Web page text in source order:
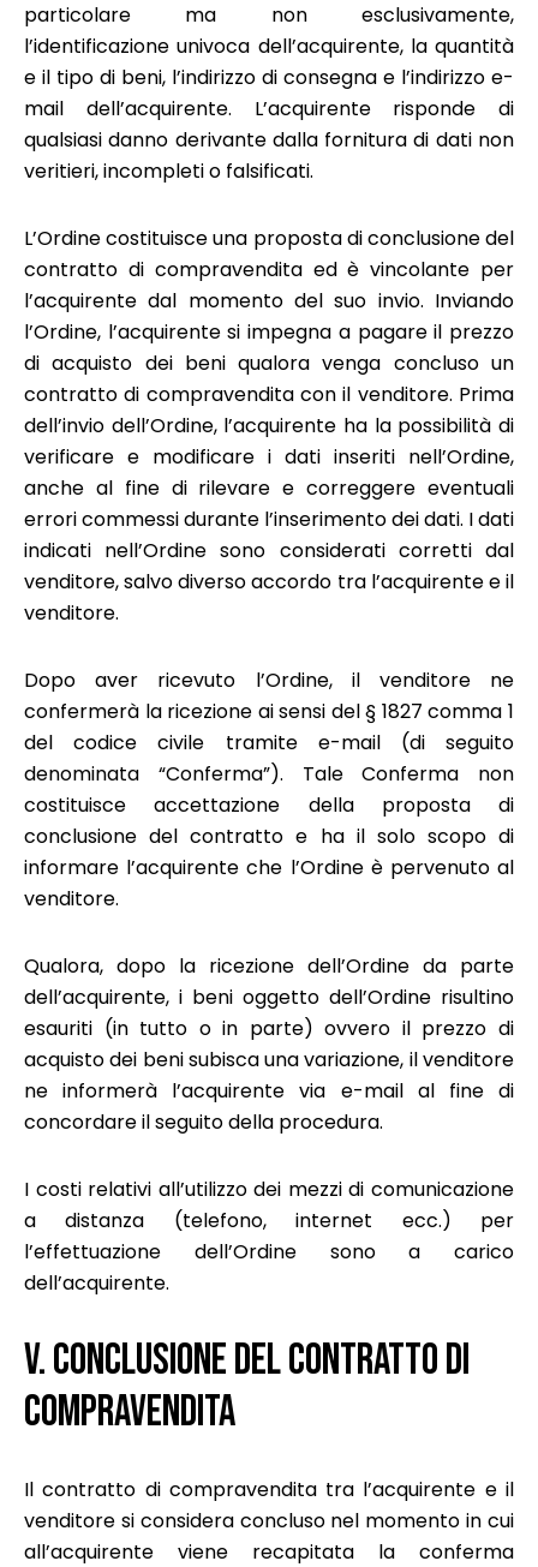
particolare ma non esclusivamente,
l’identificazione univoca dell’acquirente, la quantità
e il tipo di beni, l’indirizzo di consegna e l’indirizzo e-
mail dell’acquirente. L’acquirente risponde di
qualsiasi danno derivante dalla fornitura di dati non
veritieri, incompleti o falsificati.
L’Ordine costituisce una proposta di conclusione del
contratto di compravendita ed è vincolante per
l’acquirente dal momento del suo invio. Inviando
l’Ordine, l’acquirente si impegna a pagare il prezzo
di acquisto dei beni qualora venga concluso un
contratto di compravendita con il venditore. Prima
dell’invio dell’Ordine, l’acquirente ha la possibilità di
verificare e modificare i dati inseriti nell’Ordine,
anche al fine di rilevare e correggere eventuali
errori commessi durante l’inserimento dei dati. I dati
indicati nell’Ordine sono considerati corretti dal
venditore, salvo diverso accordo tra l’acquirente e il
venditore.
Dopo aver ricevuto l’Ordine, il venditore ne
confermerà la ricezione ai sensi del § 1827 comma 1
del codice civile tramite e-mail (di seguito
denominata “Conferma”). Tale Conferma non
costituisce accettazione della proposta di
conclusione del contratto e ha il solo scopo di
informare l’acquirente che l’Ordine è pervenuto al
venditore.
Qualora, dopo la ricezione dell’Ordine da parte
dell’acquirente, i beni oggetto dell’Ordine risultino
esauriti (in tutto o in parte) ovvero il prezzo di
acquisto dei beni subisca una variazione, il venditore
ne informerà l’acquirente via e-mail al fine di
concordare il seguito della procedura.
I costi relativi all’utilizzo dei mezzi di comunicazione
a distanza (telefono, internet ecc.) per
l’effettuazione dell’Ordine sono a carico
dell’acquirente.
V. CONCLUSIONE DEL CONTRATTO DI
COMPRAVENDITA
Il contratto di compravendita tra l’acquirente e il
venditore si considera concluso nel momento in cui
all’acquirente viene recapitata la conferma